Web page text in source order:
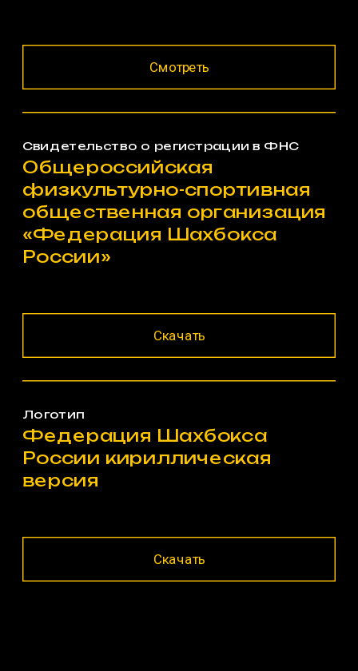
Смотреть
Свидетельство о регистрации в ФНС
Общероссийская
физкультурно-спортивная
общественная организация
«Федерация Шахбокса
России»
Скачать
Логотип
Федерация Шахбокса
России кириллическая
версия
Скачать